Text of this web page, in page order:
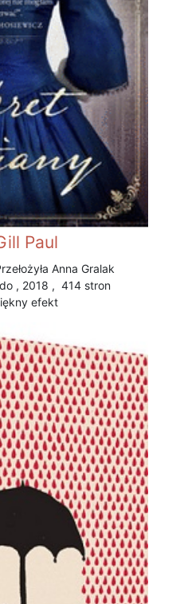
Paul
Anna Gralak
, 2018 , 414 stron
efekt